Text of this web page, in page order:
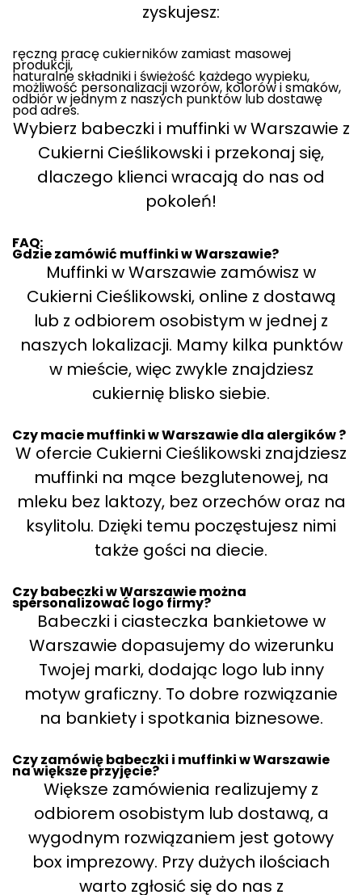
zyskujesz:
ręczną pracę cukierników zamiast masowej
produkcji,
naturalne składniki i świeżość każdego wypieku,
możliwość personalizacji wzorów, kolorów i smaków,
odbiór w jednym z naszych punktów lub dostawę
pod adres.
Wybierz babeczki i muffinki w Warszawie z
Cukierni Cieślikowski i przekonaj się,
dlaczego klienci wracają do nas od
pokoleń!
FAQ:
Gdzie zamówić muffinki w Warszawie?
Muffinki w Warszawie zamówisz w
Cukierni Cieślikowski, online z dostawą
lub z odbiorem osobistym w jednej z
naszych lokalizacji. Mamy kilka punktów
w mieście, więc zwykle znajdziesz
cukiernię blisko siebie.
Czy macie muffinki w Warszawie dla alergików ?
W ofercie Cukierni Cieślikowski znajdziesz
muffinki na mące bezglutenowej, na
mleku bez laktozy, bez orzechów oraz na
ksylitolu. Dzięki temu poczęstujesz nimi
także gości na diecie.
Czy babeczki w Warszawie można
spersonalizować logo firmy?
Babeczki i ciasteczka bankietowe w
Warszawie dopasujemy do wizerunku
Twojej marki, dodając logo lub inny
motyw graficzny. To dobre rozwiązanie
na bankiety i spotkania biznesowe.
Czy zamówię babeczki i muffinki w Warszawie
na większe przyjęcie?
Większe zamówienia realizujemy z
odbiorem osobistym lub dostawą, a
wygodnym rozwiązaniem jest gotowy
box imprezowy. Przy dużych ilościach
warto zgłosić się do nas z